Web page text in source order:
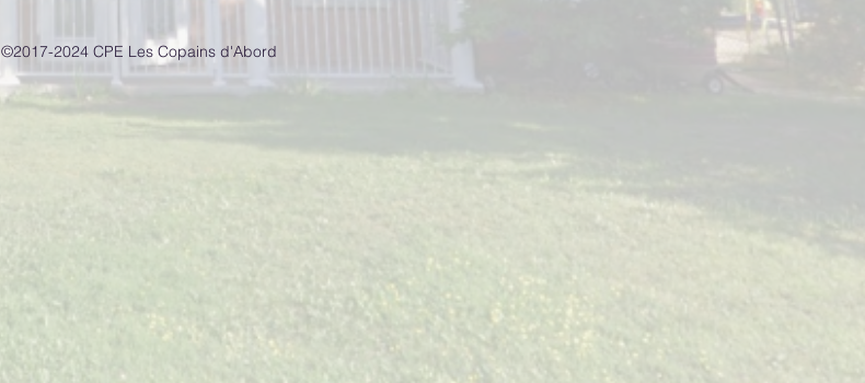
©2017-2024 CPE Les Copains d'Abord